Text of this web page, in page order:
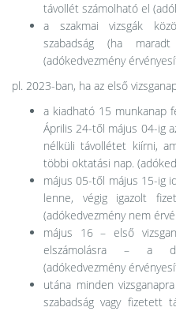
távollét számolható el
a szakmai vizsgák
szabadság (ha
(adókedvezmény
pl. 2023-ban, ha az első
a kiadható 15 munkanap
Április 24-től május 04-ig
nélküli távollétet kiírni,
többi oktatási nap.
május 05-től május 15-ig
lenne, végig igazolt
(adókedvezmény nem
május 16 – első
elszámolásra – a
(adókedvezmény
utána minden
szabadság vagy fizetett